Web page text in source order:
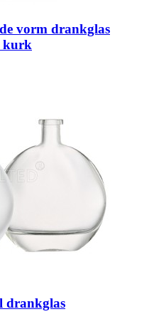
vorm drankglas
kurk
drankglas